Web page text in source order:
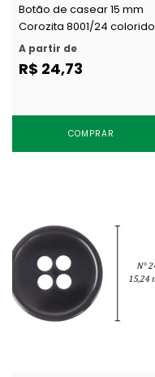
Botão de casear 15 mm
Corozita 8001/24 colorido
c/ 144 un
A partir de
R$ 24,73
COMPRAR